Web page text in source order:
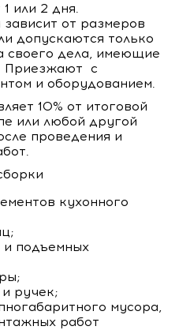
или 2 дня.
от размеров
допускаются только
своего дела, имеющие
Приезжают с
и оборудованием.
10% от итоговой
или любой другой
проведения и
кухонного
подъемных
ручек;
мусора,
работ